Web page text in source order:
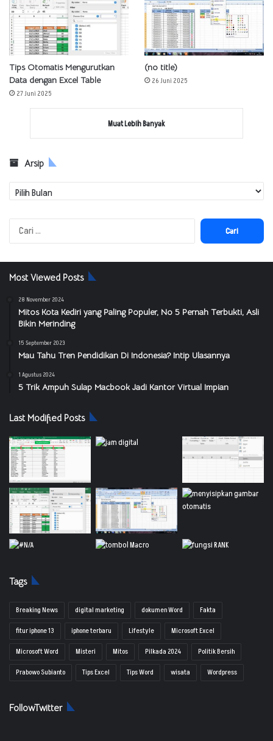
Tips Otomatis Mengurutkan
Data dengan Excel Table
27 Juni 2025
(no title)
26 Juni 2025
Muat Lebih Banyak
Arsip
Cari
untuk:
Most Viewed Posts
28 November 2024
Mitos Kota Kediri yang Paling Populer, No 5 Pernah Terbukti, Asli
Bikin Merinding
15 September 2023
Mau Tahu Tren Pendidikan Di Indonesia? Intip Ulasannya
1 Agustus 2024
5 Trik Ampuh Sulap Macbook Jadi Kantor Virtual Impian
Last Modified Posts
Tags
Breaking News digital marketing dokumen Word
Fakta
fitur iphone 13
iphone terbaru Lifestyle
Microsoft Excel
Microsoft Word
Misteri Mitos Pilkada 2024
Politik Bersih
Prabowo Subianto
Tips Excel Tips Word wisata Wordpress
FollowTwitter